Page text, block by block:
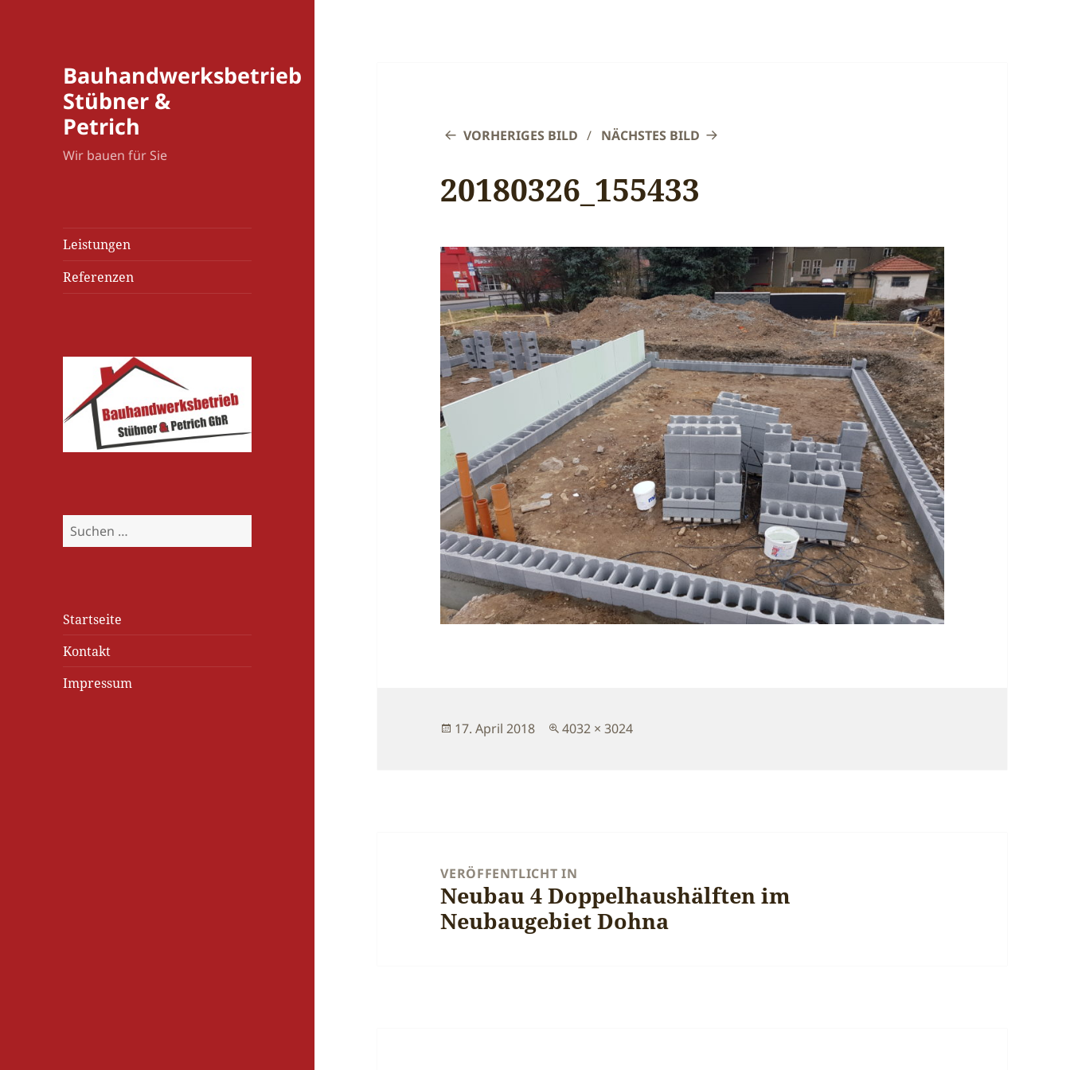
Bauhandwerksbetrieb
Stübner &
Petrich
Wir bauen für Sie
Leistungen
Referenzen
Suchen
nach:
Startseite
Kontakt
Impressum
VORHERIGES BILD NÄCHSTES BILD
20180326_155433
Veröffentlicht
17. April 2018 Originalgröße
4032 × 3024
VERÖFFENTLICHT IN
Neubau 4 Doppelhaushälften im
Neubaugebiet Dohna